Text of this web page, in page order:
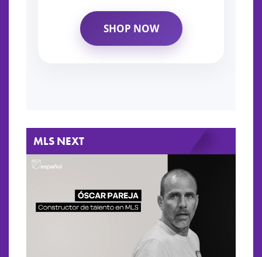
MLS NEXT